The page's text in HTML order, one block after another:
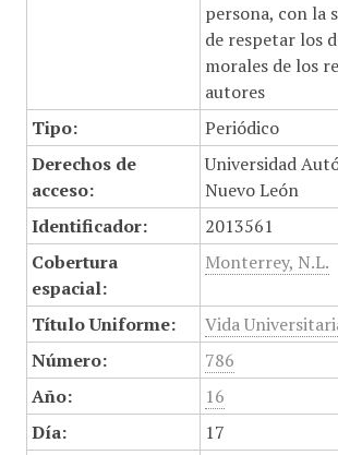
persona, con la
de respetar los
morales de los
autores
Tipo:
Periódico
Derechos de
acceso:
Universidad
Nuevo León
Identificador:
2013561
Cobertura
espacial:
Monterrey, N.L.
Título Uniforme:
Vida
Número:
786
Año:
16
Día:
17